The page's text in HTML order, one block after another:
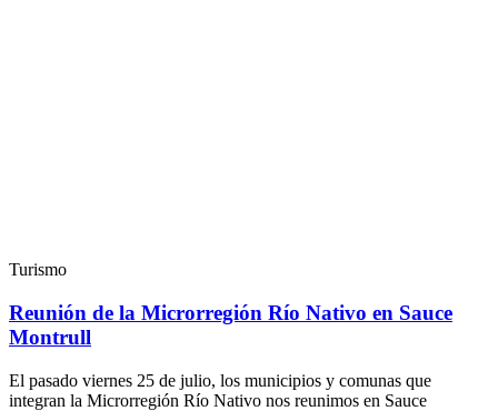
Turismo
Reunión de la Microrregión Río Nativo en Sauce
Montrull
El pasado viernes 25 de julio, los municipios y comunas que
integran la Microrregión Río Nativo nos reunimos en Sauce